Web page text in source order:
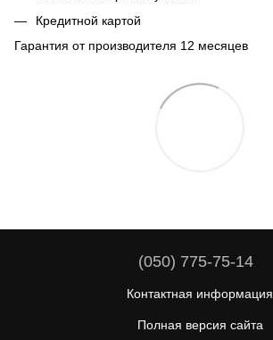
Кредитной картой
Гарантия от производителя 12 месяцев
(050) 775-75-14
Контактная информация
Полная версия сайта